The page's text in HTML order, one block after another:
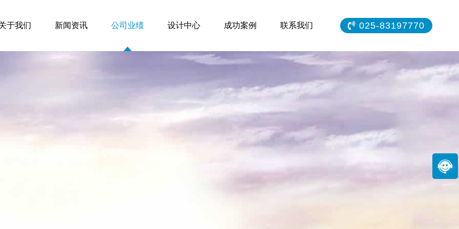
025-83197770
于我们 新闻资讯 公司业绩 设计中心 成功案例 联系我们